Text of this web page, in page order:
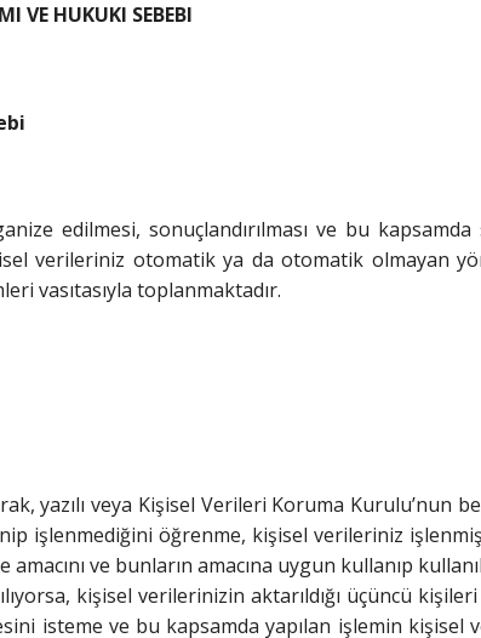
VE HUKUKI SEBEBI
edilmesi, sonuçlandırılması ve bu
verileriniz otomatik ya da otomatik olmayan
vasıtasıyla toplanmaktadır.
yazılı veya Kişisel Verileri Koruma Kurulu’nun
işlenmediğini öğrenme, kişisel verileriniz
ve bunların amacına uygun kullanıp
kişisel verilerinizin aktarıldığı üçüncü
isteme ve bu kapsamda yapılan işlemin kişisel